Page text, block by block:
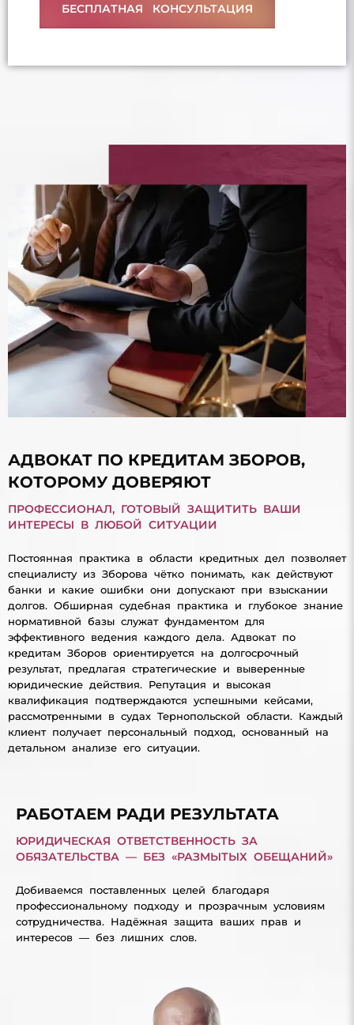
БЕСПЛАТНАЯ КОНСУЛЬТАЦИЯ
АДВОКАТ ПО КРЕДИТАМ ЗБОРОВ,
КОТОРОМУ ДОВЕРЯЮТ
ПРОФЕССИОНАЛ, ГОТОВЫЙ ЗАЩИТИТЬ ВАШИ
ИНТЕРЕСЫ В ЛЮБОЙ СИТУАЦИИ
Постоянная практика в области кредитных дел позволяет
специалисту из Зборова чётко понимать, как действуют
банки и какие ошибки они допускают при взыскании
долгов. Обширная судебная практика и глубокое знание
нормативной базы служат фундаментом для
эффективного ведения каждого дела. Адвокат по
кредитам Зборов ориентируется на долгосрочный
результат, предлагая стратегические и выверенные
юридические действия. Репутация и высокая
квалификация подтверждаются успешными кейсами,
рассмотренными в судах Тернопольской области. Каждый
клиент получает персональный подход, основанный на
детальном анализе его ситуации.
РАБОТАЕМ РАДИ РЕЗУЛЬТАТА
ЮРИДИЧЕСКАЯ ОТВЕТСТВЕННОСТЬ ЗА
ОБЯЗАТЕЛЬСТВА — БЕЗ «РАЗМЫТЫХ ОБЕЩАНИЙ»
Добиваемся поставленных целей благодаря
профессиональному подходу и прозрачным условиям
сотрудничества. Надёжная защита ваших прав и
интересов — без лишних слов.